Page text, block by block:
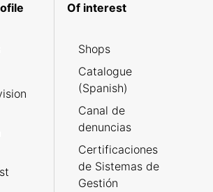
Of interest
Shops
Catalogue
(Spanish)
Canal de
denuncias
Certificaciones
de Sistemas de
Gestión